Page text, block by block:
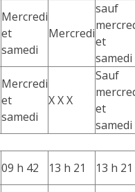
Mercredi
et
samedi
Mercredi
sauf
et
samedi
Mercredi
et
samedi
X X X
Sauf
et
samedi
09 h 42 13 h 21 13 h 21